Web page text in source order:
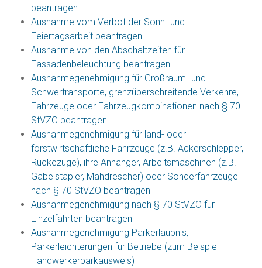
beantragen
Ausnahme vom Verbot der Sonn- und
Feiertagsarbeit beantragen
Ausnahme von den Abschaltzeiten für
Fassadenbeleuchtung beantragen
Ausnahmegenehmigung für Großraum- und
Schwertransporte, grenzüberschreitende Verkehre,
Fahrzeuge oder Fahrzeugkombinationen nach § 70
StVZO beantragen
Ausnahmegenehmigung für land- oder
forstwirtschaftliche Fahrzeuge (z.B. Ackerschlepper,
Rückezüge), ihre Anhänger, Arbeitsmaschinen (z.B.
Gabelstapler, Mähdrescher) oder Sonderfahrzeuge
nach § 70 StVZO beantragen
Ausnahmegenehmigung nach § 70 StVZO für
Einzelfahrten beantragen
Ausnahmegenehmigung Parkerlaubnis,
Parkerleichterungen für Betriebe (zum Beispiel
Handwerkerparkausweis)